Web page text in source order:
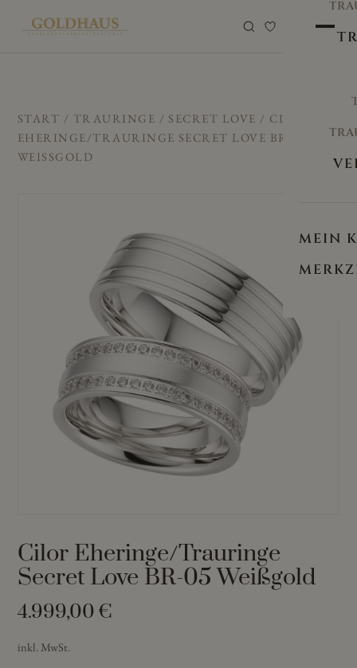
MEIN
START / TRAURINGE / SECRET LOVE / CILOR
EHERINGE/TRAURINGE SECRET LOVE BR-05
WEISSGOLD
Cilor Eheringe/Trauringe
Secret Love BR-05 Weißgold
4.999,00 €
inkl. MwSt.